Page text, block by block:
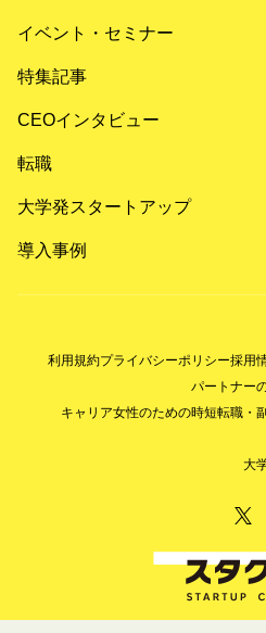
イベント・セミナー
特集記事
CEOインタビュー
転職
大学発スタートアップ
導入事例
利用規約プライバシーポリシー採用
パートナー
キャリア女性のための時短転職・
大